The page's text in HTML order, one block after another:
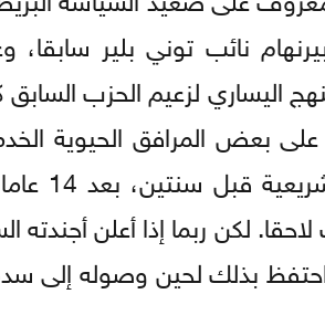
نائب توني بلير سابقا،
اليساري لزعيم الحزب
بعض المرافق الحيوية
وعود حزب
لكن ربما إذا أعلن
بذلك لحين وصوله إلى